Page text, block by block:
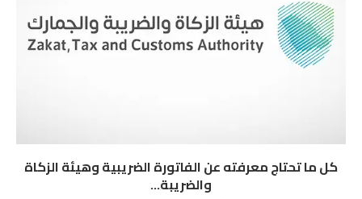
كل ما تحتاج معرفته عن الفاتورة الضريبية وهيئة الزكاة
والضريبة...